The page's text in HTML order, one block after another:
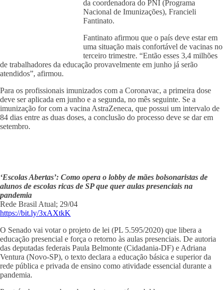
da coordenadora do PNI (Programa
Nacional de Imunizações), Francieli
Fantinato.
Fantinato afirmou que o país deve estar em
uma situação mais confortável de vacinas no
terceiro trimestre. “Então esses 3,4 milhões
de trabalhadores da educação provavelmente em junho já serão
atendidos”, afirmou.
Para os profissionais imunizados com a Coronavac, a primeira dose
deve ser aplicada em junho e a segunda, no mês seguinte. Se a
imunização for com a vacina AstraZeneca, que possui um intervalo de
84 dias entre as duas doses, a conclusão do processo deve se dar em
setembro.
‘Escolas Abertas’: Como opera o lobby de mães bolsonaristas de
alunos de escolas ricas de SP que quer aulas presenciais na
pandemia
Rede Brasil Atual; 29/04
https://bit.ly/3xAXtkK
O Senado vai votar o projeto de lei (PL 5.595/2020) que libera a
educação presencial e força o retorno às aulas presenciais. De autoria
das deputadas federais Paula Belmonte (Cidadania-DF) e Adriana
Ventura (Novo-SP), o texto declara a educação básica e superior da
rede pública e privada de ensino como atividade essencial durante a
pandemia.